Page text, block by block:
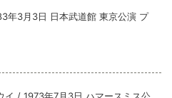
年3月3日 日本武道館 東京公演 プ
イ / 1973年7月3日 ハマースミス公